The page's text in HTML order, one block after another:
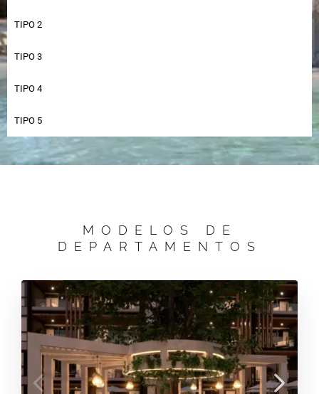
TIPO 2
TIPO 3
TIPO 4
TIPO 5
MODELOS DE
DEPARTAMENTOS